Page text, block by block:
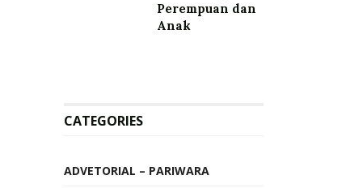
Perempuan dan
Anak
CATEGORIES
ADVETORIAL – PARIWARA